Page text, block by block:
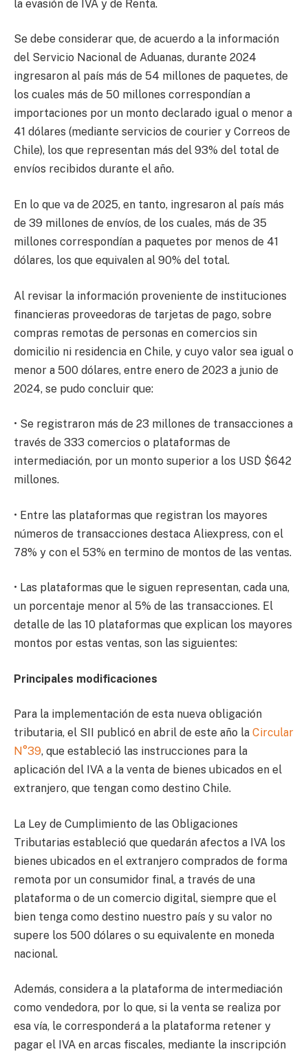
la evasión de IVA y de Renta.
Se debe considerar que, de acuerdo a la información
del Servicio Nacional de Aduanas, durante 2024
ingresaron al país más de 54 millones de paquetes, de
los cuales más de 50 millones correspondían a
importaciones por un monto declarado igual o menor a
41 dólares (mediante servicios de courier y Correos de
Chile), los que representan más del 93% del total de
envíos recibidos durante el año.
En lo que va de 2025, en tanto, ingresaron al país más
de 39 millones de envíos, de los cuales, más de 35
millones correspondían a paquetes por menos de 41
dólares, los que equivalen al 90% del total.
Al revisar la información proveniente de instituciones
financieras proveedoras de tarjetas de pago, sobre
compras remotas de personas en comercios sin
domicilio ni residencia en Chile, y cuyo valor sea igual o
menor a 500 dólares, entre enero de 2023 a junio de
2024, se pudo concluir que:
• Se registraron más de 23 millones de transacciones a
través de 333 comercios o plataformas de
intermediación, por un monto superior a los USD $642
millones.
• Entre las plataformas que registran los mayores
números de transacciones destaca Aliexpress, con el
78% y con el 53% en termino de montos de las ventas.
• Las plataformas que le siguen representan, cada una,
un porcentaje menor al 5% de las transacciones. El
detalle de las 10 plataformas que explican los mayores
montos por estas ventas, son las siguientes:
Principales modificaciones
Para la implementación de esta nueva obligación
tributaria, el SII publicó en abril de este año la Circular
N°39, que estableció las instrucciones para la
aplicación del IVA a la venta de bienes ubicados en el
extranjero, que tengan como destino Chile.
La Ley de Cumplimiento de las Obligaciones
Tributarias estableció que quedarán afectos a IVA los
bienes ubicados en el extranjero comprados de forma
remota por un consumidor final, a través de una
plataforma o de un comercio digital, siempre que el
bien tenga como destino nuestro país y su valor no
supere los 500 dólares o su equivalente en moneda
nacional.
Además, considera a la plataforma de intermediación
como vendedora, por lo que, si la venta se realiza por
esa vía, le corresponderá a la plataforma retener y
pagar el IVA en arcas fiscales, mediante la inscripción